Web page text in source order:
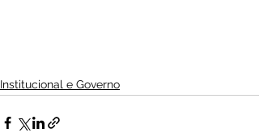
Institucional e Governo